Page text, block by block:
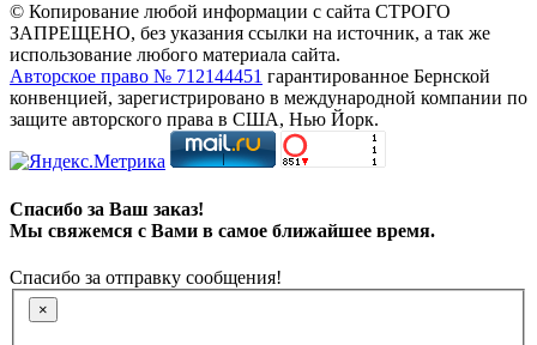
© Копирование любой информации с сайта СТРОГО
ЗАПРЕЩЕНО, без указания ссылки на источник, а так же
использование любого материала сайта.
Авторское право № 712144451 гарантированное Бернской
конвенцией, зарегистрировано в международной компании по
защите авторского права в США, Нью Йорк.
Спасибо за Ваш заказ!
Мы свяжемся с Вами в самое ближайшее время.
Спасибо за отправку сообщения!
×